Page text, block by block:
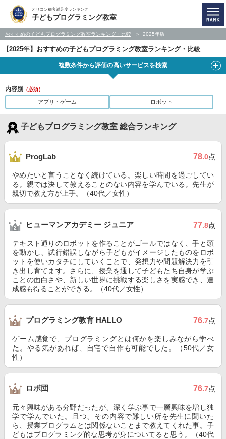
オリコン顧客満足度ランキング
子どもプログラミング教室
おすすめの子どもプログラミング教室ランキング・比較 2025年版
【2025年】おすすめの子どもプログラミング教室ランキング・比較
複数条件から評価の高いサービスを検索
内容別 （必須）
アプリ・ゲーム ロボット
子どもプログラミング教室 総合ランキング
ProgLab 78.0点
やめたいと言うことなく続けている。楽しい時間を過ごしてい
る。親では決して教えることのない内容を学んでいる。先生が
親切で教え方が上手。（40代／女性）
ヒューマンアカデミー ジュニア 77.8点
テキスト通りのロボットを作ることがゴールではなく、手と頭
を動かし、試行錯誤しながら子どもがイメージしたものをロボ
ットを使いカタチにしていくことで、発想力や問題解決力を引
き出し育てます。さらに、授業を通して子どもたち自身が学ぶ
ことの面白さや、新しい世界に挑戦する楽しさを実感でき、達
成感も得ることができる。（40代／女性）
プログラミング教育 HALLO 76.7点
ゲーム感覚で、プログラミングとは何かを楽しみながら学べ
た。やる気があれば、自宅で自作も可能でした。（50代／女
性）
ロボ団 76.7点
元々興味がある分野だったが、深く学ぶ事で一層興味を増し独
学で学んでいた。且つ、その内容で難しい所を先生に聞いた
ら、授業プログラムとは関係ないことまで教えてくれた事。子
どもはプログラミング的な思考が身についてると思う。（40代